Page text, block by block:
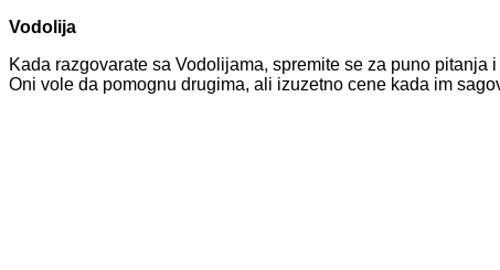
Vodolija
Kada razgovarate sa Vodolijama, spremite se za puno
Oni vole da pomognu drugima, ali izuzetno cene kada im